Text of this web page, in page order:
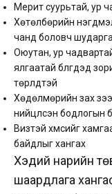
Мерит суурьтай, ур
Хөтөлбөрийн
чанд боловч
Оюутан, ур
ялгаатай бүлгүүдэд
төрлүүдтэй
Хөдөлмөрийн зах
нийцүүлсэн
Визтэй хүмүүсийг
байдлыг хангах
Хэдий нарийн
шаардлага